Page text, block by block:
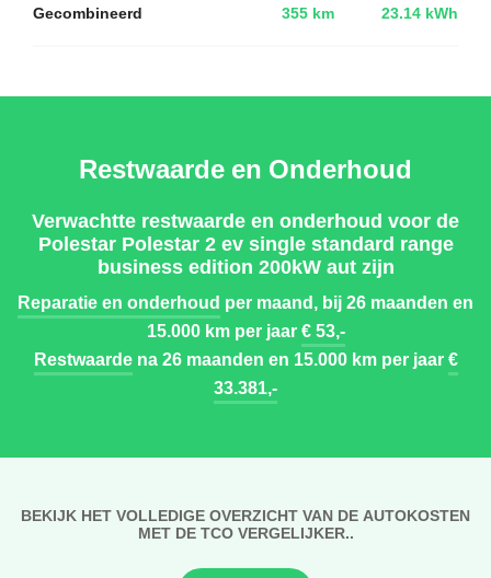
Gecombineerd 355 km 23.14 kWh
Restwaarde en Onderhoud
Verwachtte restwaarde en onderhoud voor de
Polestar Polestar 2 ev single standard range
business edition 200kW aut zijn
Reparatie en onderhoud per maand, bij 26 maanden en
15.000 km per jaar€ 53,-
Restwaardena 26 maanden en 15.000 km per jaar€
33.381,-
BEKIJK HET VOLLEDIGE OVERZICHT VAN DE AUTOKOSTEN
MET DE TCO VERGELIJKER..